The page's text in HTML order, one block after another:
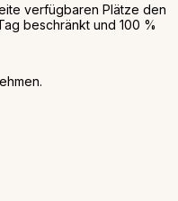
verfügbaren Plätze den
beschränkt und 100 %